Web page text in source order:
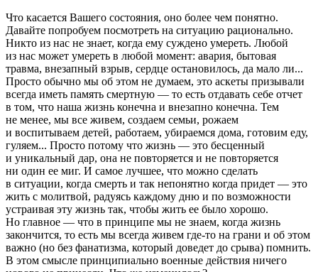
Что касается Вашего состояния, оно более чем понятно.
Давайте попробуем посмотреть на ситуацию рационально.
Никто из нас не знает, когда ему суждено умереть. Любой
из нас может умереть в любой момент: авария, бытовая
травма, внезапный взрыв, сердце остановилось, да мало ли...
Просто обычно мы об этом не думаем, это аскеты призывали
всегда иметь память смертную — то есть отдавать себе отчет
в том, что наша жизнь конечна и внезапно конечна. Тем
не менее, мы все живем, создаем семьи, рожаем
и воспитываем детей, работаем, убираемся дома, готовим еду,
гуляем... Просто потому что жизнь — это бесценный
и уникальный дар, она не повторяется и не повторяется
ни один ее миг. И самое лучшее, что можно сделать
в ситуации, когда смерть и так непонятно когда придет — это
жить с молитвой, радуясь каждому дню и по возможности
устраивая эту жизнь так, чтобы жить ее было хорошо.
Но главное — что в принципе мы не знаем, когда жизнь
закончится, то есть мы всегда живем где-то на грани и об этом
важно (но без фанатизма, который доведет до срыва) помнить.
В этом смысле принципиально военные действия ничего